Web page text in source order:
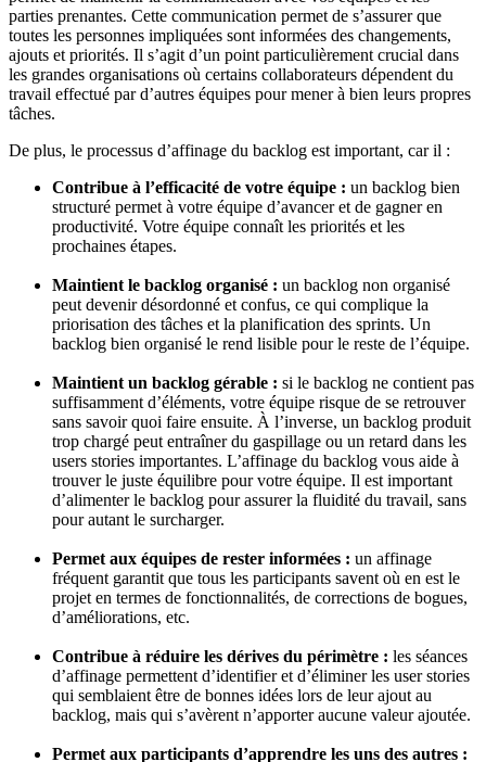
parties prenantes. Cette communication permet de s’assurer que
toutes les personnes impliquées sont informées des changements,
ajouts et priorités. Il s’agit d’un point particulièrement crucial dans
les grandes organisations où certains collaborateurs dépendent du
travail effectué par d’autres équipes pour mener à bien leurs propres
tâches.
De plus, le processus d’affinage du backlog est important, car il :
Contribue à l’efficacité de votre équipe : un backlog bien
structuré permet à votre équipe d’avancer et de gagner en
productivité. Votre équipe connaît les priorités et les
prochaines étapes.
Maintient le backlog organisé : un backlog non organisé
peut devenir désordonné et confus, ce qui complique la
priorisation des tâches et la planification des sprints. Un
backlog bien organisé le rend lisible pour le reste de l’équipe.
Maintient un backlog gérable : si le backlog ne contient pas
suffisamment d’éléments, votre équipe risque de se retrouver
sans savoir quoi faire ensuite. À l’inverse, un backlog produit
trop chargé peut entraîner du gaspillage ou un retard dans les
users stories importantes. L’affinage du backlog vous aide à
trouver le juste équilibre pour votre équipe. Il est important
d’alimenter le backlog pour assurer la fluidité du travail, sans
pour autant le surcharger.
Permet aux équipes de rester informées : un affinage
fréquent garantit que tous les participants savent où en est le
projet en termes de fonctionnalités, de corrections de bogues,
d’améliorations, etc.
Contribue à réduire les dérives du périmètre : les séances
d’affinage permettent d’identifier et d’éliminer les user stories
qui semblaient être de bonnes idées lors de leur ajout au
backlog, mais qui s’avèrent n’apporter aucune valeur ajoutée.
Permet aux participants d’apprendre les uns des autres :